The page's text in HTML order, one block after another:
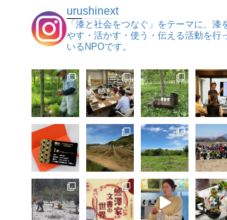
urushinext
「漆と社会をつなぐ」をテーマに、漆
やす・活かす・使う・伝える活動を行
いるNPOです。